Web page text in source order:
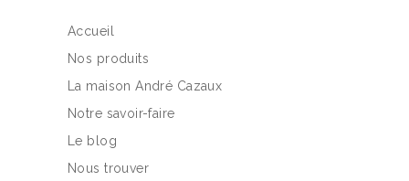
Accueil
Nos produits
La maison André Cazaux
Notre savoir-faire
Le blog
Nous trouver